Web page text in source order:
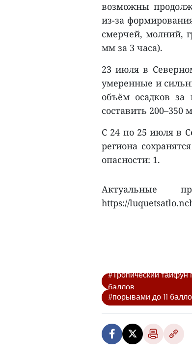
возможны
из-за
смерчей, молний,
мм за 3 часа).
23 июля в
умеренные и
объём осадков
составить
С 24 по 25 июля в
региона
опасности: 1.
Актуальные
https://
#Тропический
баллов
#порывами до 11